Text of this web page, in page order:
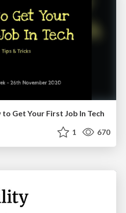
Get Your First Job In Tech
1 670